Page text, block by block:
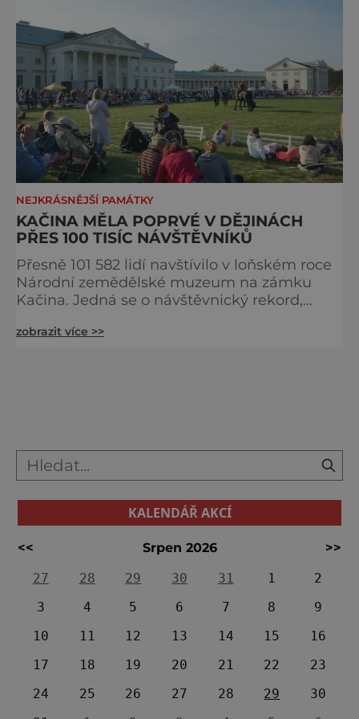
NEJKRÁSNĚJŠÍ PAMÁTKY
KAČINA MĚLA POPRVÉ V DĚJINÁCH
PŘES 100 TISÍC NÁVŠTĚVNÍKŮ
Přesně 101 582 lidí navštívilo v loňském roce
Národní zemědělské muzeum na zámku
Kačina. Jedná se o návštěvnický rekord,
epidemii Covid 19 značně omezená.
zobrazit více >>
KALENDÁŘ AKCÍ
<< Srpen 2026
>>
27
28 29 30 31 1
2
3
4 5 6 7 8
9
10
11 12 13 14 15
16
17
18 19 20 21 22
23
24
25 26 27 28 29
30